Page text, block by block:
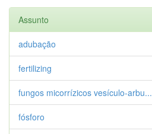
Assunto
adubação
fertilizing
fungos micorrízicos vesículo-arbu...
fósforo